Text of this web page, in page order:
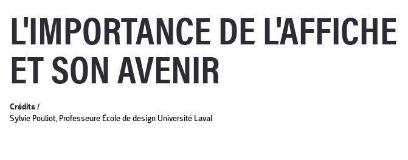
L'IMPORTANCE DE L'AFFICHE
ET SON AVENIR
Crédits /
Sylvie Pouliot, Professeure École de design Université Laval